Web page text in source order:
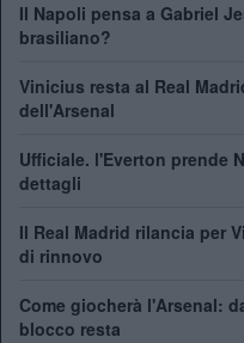
Il Napoli pensa a Gabriel
brasiliano?
Vinicius resta al Real
dell'Arsenal
Ufficiale. l'Everton prende
dettagli
Il Real Madrid rilancia per
di rinnovo
Come giocherà l'Arsenal:
blocco resta